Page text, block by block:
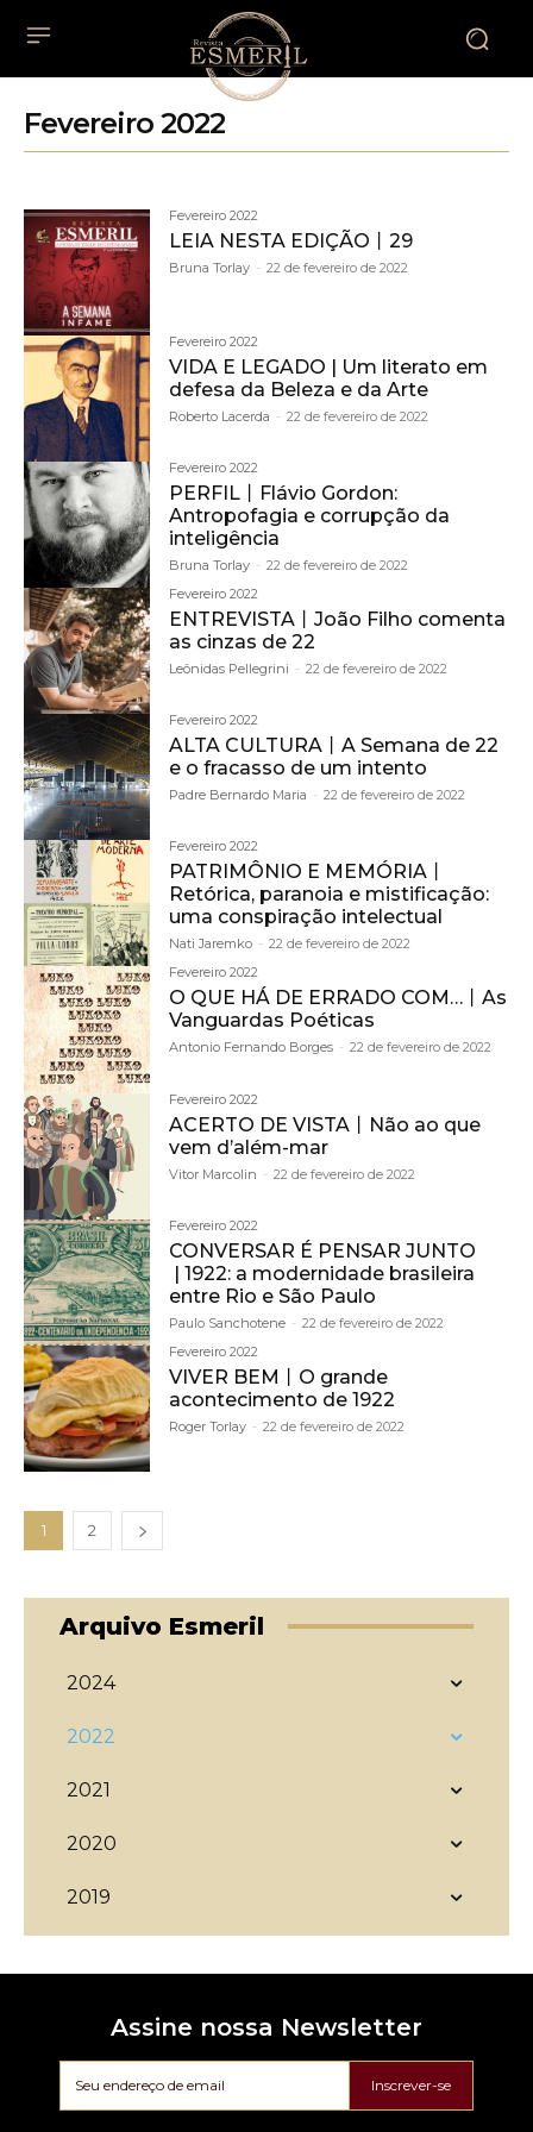
Fevereiro 2022
Fevereiro 2022
LEIA NESTA EDIÇÃO丨29
Bruna Torlay - 22 de fevereiro de 2022
Fevereiro 2022
VIDA E LEGADO | Um literato em
defesa da Beleza e da Arte
Roberto Lacerda - 22 de fevereiro de 2022
Fevereiro 2022
PERFIL丨Flávio Gordon:
Antropofagia e corrupção da
inteligência
Bruna Torlay - 22 de fevereiro de 2022
Fevereiro 2022
ENTREVISTA丨João Filho comenta
as cinzas de 22
Leônidas Pellegrini - 22 de fevereiro de 2022
Fevereiro 2022
ALTA CULTURA丨A Semana de 22
e o fracasso de um intento
Padre Bernardo Maria - 22 de fevereiro de 2022
Fevereiro 2022
PATRIMÔNIO E MEMÓRIA丨
Retórica, paranoia e mistificação:
uma conspiração intelectual
Nati Jaremko - 22 de fevereiro de 2022
Fevereiro 2022
O QUE HÁ DE ERRADO COM…丨As
Vanguardas Poéticas
Antonio Fernando Borges - 22 de fevereiro de 2022
Fevereiro 2022
ACERTO DE VISTA丨Não ao que
vem d’além-mar
Vitor Marcolin - 22 de fevereiro de 2022
Fevereiro 2022
CONVERSAR É PENSAR JUNTO
| 1922: a modernidade brasileira
entre Rio e São Paulo
Paulo Sanchotene - 22 de fevereiro de 2022
Fevereiro 2022
VIVER BEM丨O grande
acontecimento de 1922
Roger Torlay - 22 de fevereiro de 2022
1 2
Arquivo Esmeril
2024
2022
2021
2020
2019
Assine nossa Newsletter
Inscrever-se